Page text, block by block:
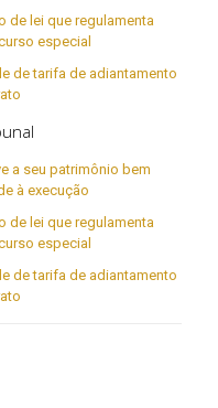
de lei que regulamenta
especial
de tarifa de adiantamento
a seu patrimônio bem
à execução
de lei que regulamenta
especial
de tarifa de adiantamento